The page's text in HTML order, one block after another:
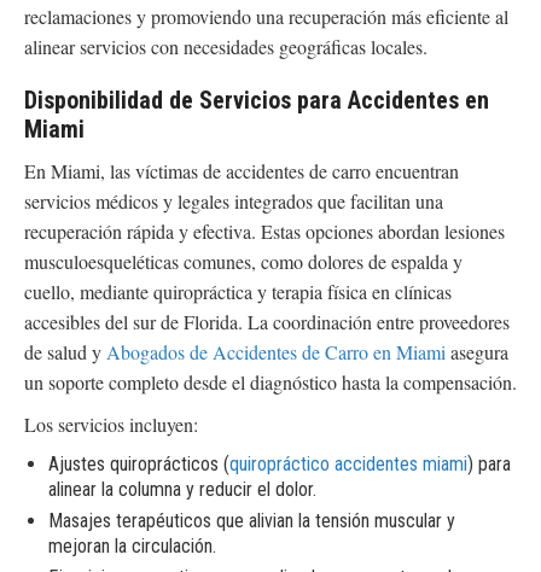
reclamaciones y promoviendo una recuperación más eficiente al
alinear servicios con necesidades geográficas locales.
Disponibilidad de Servicios para Accidentes en
Miami
En Miami, las víctimas de accidentes de carro encuentran
servicios médicos y legales integrados que facilitan una
recuperación rápida y efectiva. Estas opciones abordan lesiones
musculoesqueléticas comunes, como dolores de espalda y
cuello, mediante quiropráctica y terapia física en clínicas
accesibles del sur de Florida. La coordinación entre proveedores
de salud y Abogados de Accidentes de Carro en Miami asegura
un soporte completo desde el diagnóstico hasta la compensación.
Los servicios incluyen:
Ajustes quiroprácticos (quiropráctico accidentes miami) para
alinear la columna y reducir el dolor.
Masajes terapéuticos que alivian la tensión muscular y
mejoran la circulación.